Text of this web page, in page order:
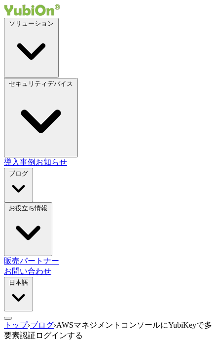
導入事例 お知らせ
販売パートナー
お問い合わせ
トップ›ブログ›AWSマネジメントコンソールにYubiKeyで多
要素認証ログインする